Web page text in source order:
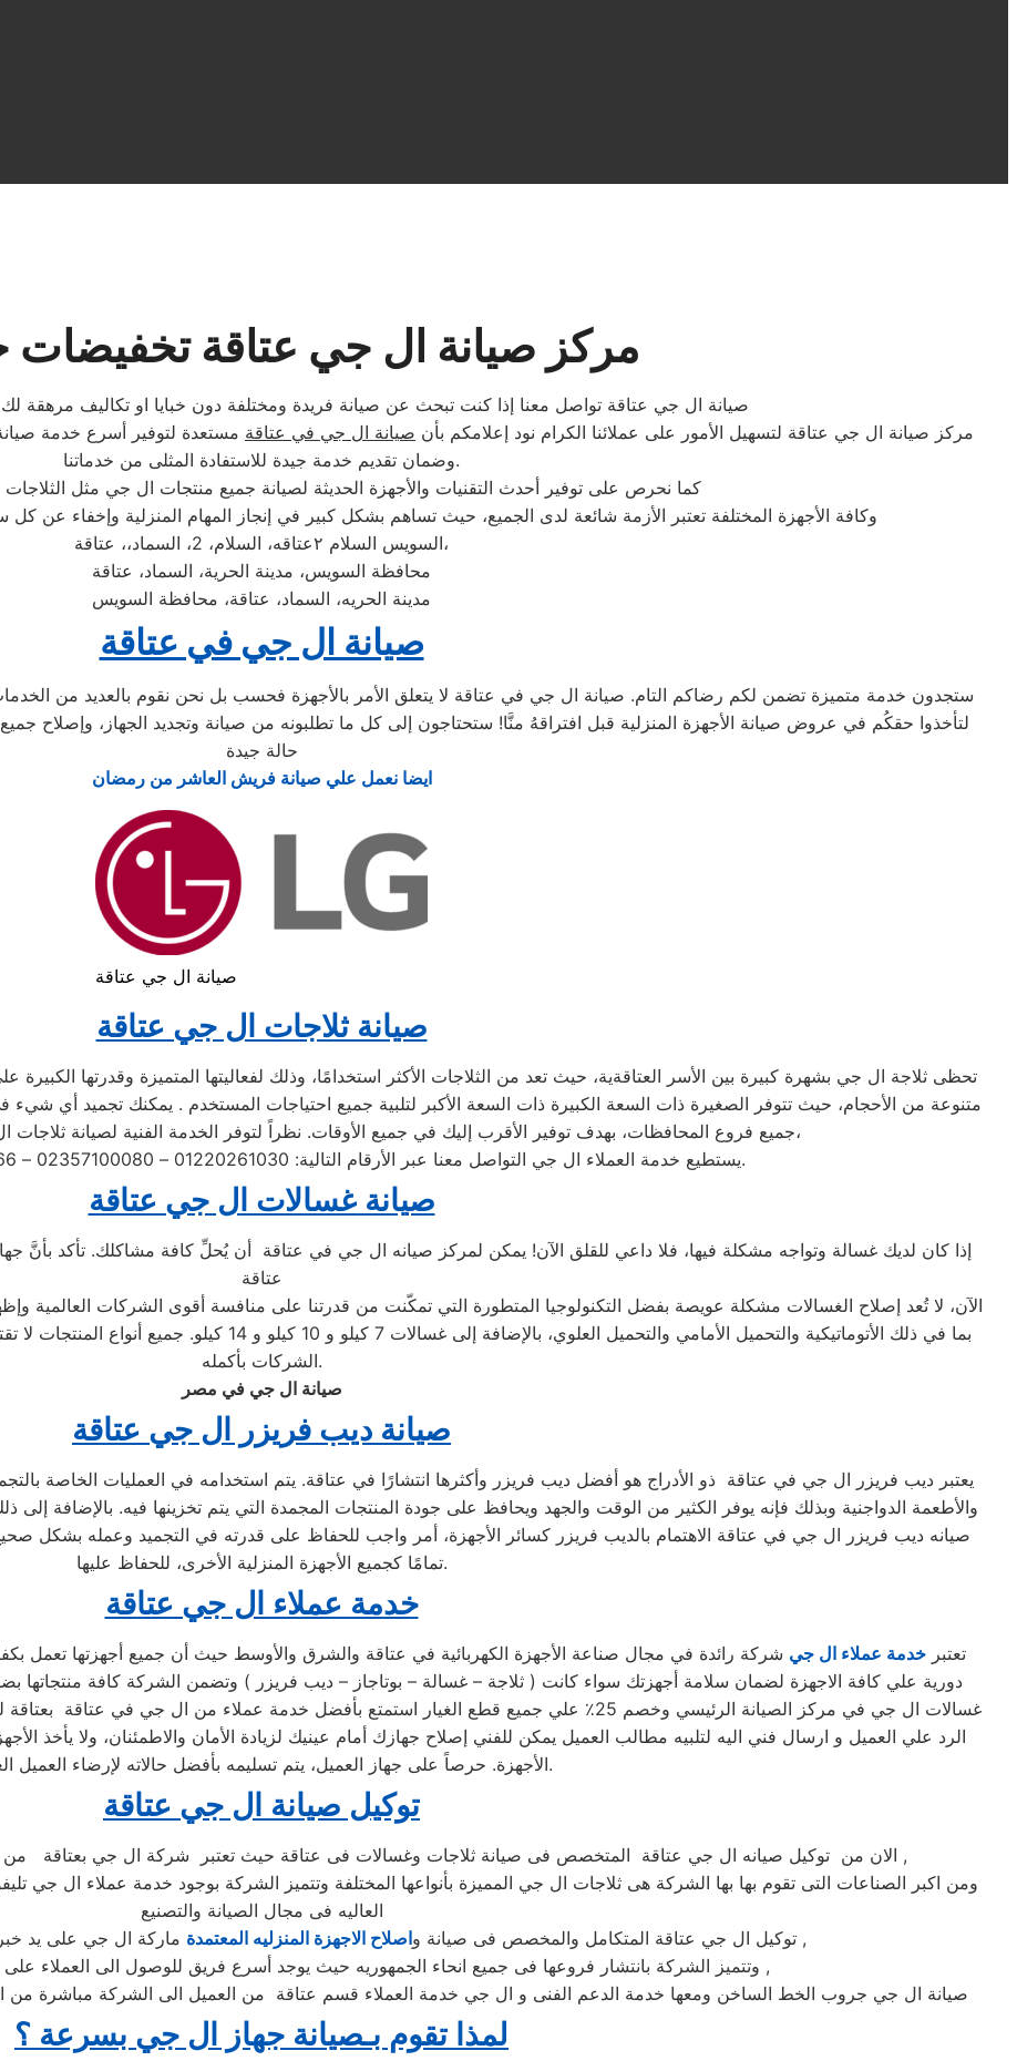
مركز صيانة ال جي عتاقة
صيانة ال جي عتاقة تواصل معنا إذا كنت تبحث عن صيانة فريدة ومختلفة دون خبايا او تكاليف مرهقة لك
مركز صيانة ال جي عتاقة لتسهيل الأمور على عملائنا الكرام نود إعلامكم بأن صيانة ال جي في عتاقة مستعدة لتوفير أسرع خدمة
وضمان تقديم خدمة جيدة للاستفادة المثلى من خدماتنا.
كما نحرص على توفير أحدث التقنيات والأجهزة الحديثة لصيانة جميع منتجات ال جي مثل الثلاجات
وكافة الأجهزة المختلفة تعتبر الأزمة شائعة لدى الجميع، حيث تساهم بشكل كبير في إنجاز المهام المنزلية وإخفاء عن كل
السويس السلام ٢عتاقه، السلام، 2، السماد،، عتاقة،
محافظة السويس، مدينة الحرية، السماد، عتاقة
مدينة الحريه، السماد، عتاقة، محافظة السويس
صيانة ال جي في عتاقة
ستجدون خدمة متميزة تضمن لكم رضاكم التام. صيانة ال جي في عتاقة لا يتعلق الأمر بالأجهزة فحسب بل نحن نقوم بالعديد من
حالة جيدة
ايضا نعمل علي صيانة فريش العاشر من رمضان
صيانة ال جي عتاقة
صيانة ثلاجات ال جي عتاقة
تحظى ثلاجة ال جي بشهرة كبيرة بين الأسر العتاقةية، حيث تعد من الثلاجات الأكثر استخدامًا، وذلك لفعاليتها المتميزة وقدرتها
جميع فروع المحافظات، بهدف توفير الأقرب إليك في جميع الأوقات. نظراً لتوفر الخدمة الفنية لصيانة ثلاجات ال جي في منطقة عتاقة بأكثر من رقم،
يستطيع خدمة العملاء ال جي التواصل معنا عبر الأرقام التالية: 01220261030 – 02357100080 – 0235699066 – 01010916814.
صيانة غسالات ال جي عتاقة
إذا كان لديك غسالة وتواجه مشكلة فيها، فلا داعي للقلق الآن! يمكن لمركز صيانه ال جي في عتاقة أن يُحلِّ كافة مشاكلك. تأكد
عتاقة
الآن، لا تُعد إصلاح الغسالات مشكلة عويصة بفضل التكنولوجيا المتطورة التي تمكّنت من قدرتنا على منافسة أقوى الشركات العالمية
بما في ذلك الأتوماتيكية والتحميل الأمامي والتحميل
الشركات بأكمله.
صيانة ال جي في مصر
صيانة ديب فريزر ال جي عتاقة
يعتبر ديب فريزر ال جي في عتاقة ذو الأدراج هو أفضل ديب فريزر وأكثرها انتشارًا في عتاقة. يتم استخدامه في العمليات الخاصة
والأطعمة الدواجنية وبذلك فإنه يوفر الكثير من الوقت والجهد ويحافظ على جودة المنتجات المجمدة التي يتم تخزينها فيه. بالإضافة إلى
صيانه ديب فريزر ال جي في عتاقة الاهتمام بالديب فريزر كسائر الأجهزة، أمر واجب للحفاظ على قدرته في التجميد وعمله بشكل
تمامًا كجميع الأجهزة المنزلية الأخرى، للحفاظ عليها.
خدمة عملاء ال جي عتاقة
تعتبر خدمة عملاء ال جي شركة رائدة في مجال صناعة الأجهزة الكهربائية في عتاقة والشرق والأوسط حيث أن جميع أجهزتها تعمل
غسالات ال جي في مركز الصيانة الرئيسي وخصم 25٪ علي جميع قطع الغيار استمتع بأفضل خدمة عملاء من ال
الرد علي العميل و ارسال فني اليه لتلبيه مطالب العميل يمكن للفني إصلاح جهازك أمام عينيك لزيادة الأمان والاطمئنان، ولا يأخذ
الأجهزة. حرصاً على جهاز العميل، يتم تسليمه بأفضل حالاته لإرضاء العميل العزيز.
توكيل صيانة ال جي عتاقة
الان من توكيل صيانه ال جي عتاقة المتخصص فى صيانة ثلاجات وغسالات فى عتاقة حيث تعتبر شركة ال جي بعتاقة من اكبر الشركات فى عتاقة فى صيانة الاجهزة الكهربائيه ,
ومن اكبر الصناعات التى تقوم بها بها الشركة هى ثلاجات ال جي المميزة بأنواعها المختلفة وتتميز الشركة بوجود خدمة عملاء ال جي
العاليه فى مجال الصيانة والتصنيع
توكيل ال جي عتاقة المتكامل والمخصص فى صيانة واصلاح الاجهزة المنزليه المعتمدة
ماركة ال جي على يد خبراء الصيانة المعتمدين للماركات العالمية ,
وتتميز الشركة بانتشار فروعها فى جميع انحاء الجمهوريه حيث يوجد أسرع فريق للوصول الى العملاء على مدار اليوم يصلك الفريق اينما كنت ,
صيانة ال جي جروب الخط الساخن ومعها خدمة الدعم الفنى و ال جي خدمة العملاء قسم عتاقة من العميل الى الشركة مباشرة من
لمذا تقوم بـصيانة جهاز ال جي بسرعة ؟